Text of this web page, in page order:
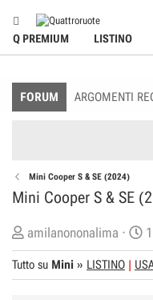
Q PREMIUM LISTINO
FORUM ARGOMENTI
Mini Cooper S & SE (2024)
Mini Cooper S & SE
C
r
e
amilanononalima
D
a
t
Tutto su Mini » LISTINO